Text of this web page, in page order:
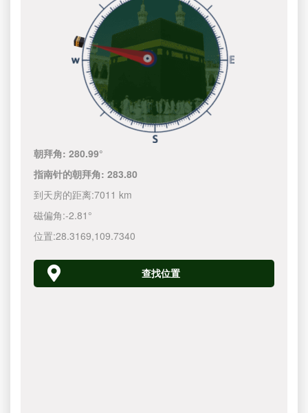
朝拜角:280.99°
指南针的朝拜角:283.80
到天房的距离:7011 km
磁偏角:-2.81°
位置:28.3169,109.7340
查找位置